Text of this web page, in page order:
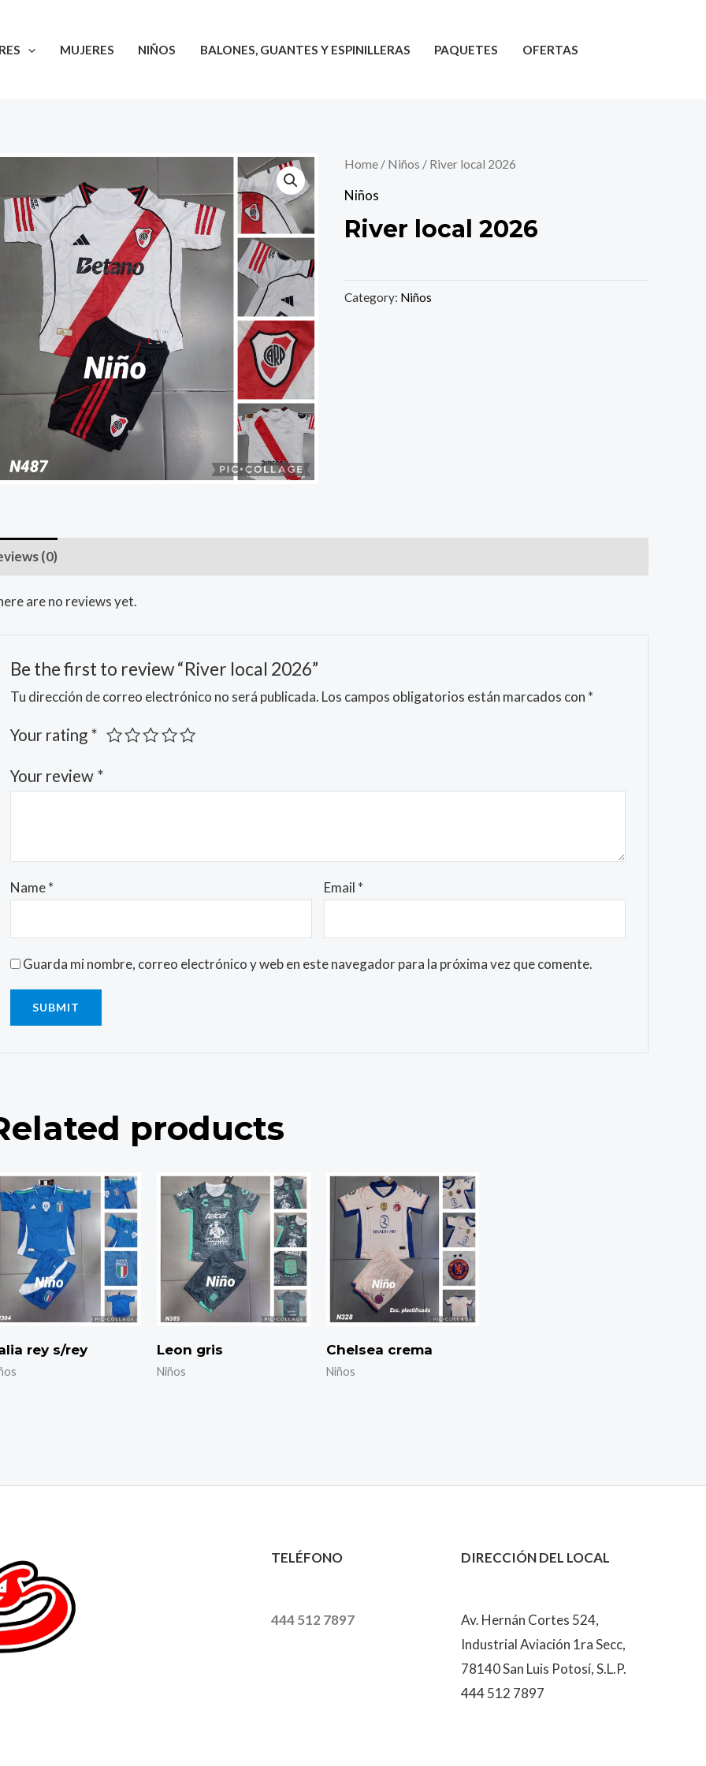
MUJERES NIÑOS BALONES, GUANTES Y ESPINILLERAS PAQUETES OFERTAS
Home / Niños / River local 2026
Niños
River local 2026
Category: Niños
(0)
are no reviews yet.
Be the first to review “River local 2026”
Tu dirección de correo electrónico no será publicada. Los campos obligatorios están marcados con *
Your rating *
Your review *
Name* Email *
Guarda mi nombre, correo electrónico y web en este navegador para la próxima vez que comente.
products
rey s/rey Leon gris
Niños
Chelsea crema
Niños
TELÉFONO
444 512 7897
DIRECCIÓN DEL LOCAL
Av. Hernán Cortes 524,
Industrial Aviación 1ra Secc,
78140 San Luis Potosí, S.L.P.
444 512 7897